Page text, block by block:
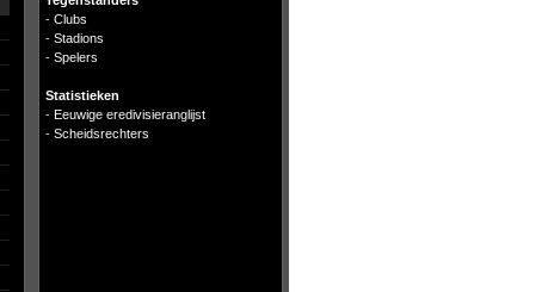
- Clubs
- Stadions
- Spelers
Statistieken
- Eeuwige eredivisieranglijst
- Scheidsrechters